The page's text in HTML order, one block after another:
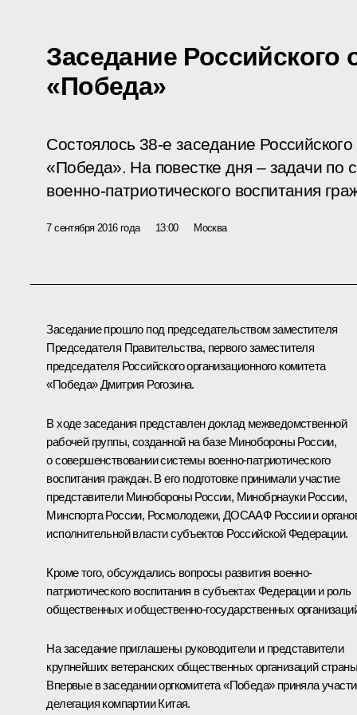
Заседание Российского
«Победа»
Состоялось 38-е заседание
«Победа». На повестке дня – задачи по
военно-патриотического воспитания
7 сентября 2016 года 13:00 Москва
Заседание прошло под председательством заместителя
Председателя Правительства, первого заместителя
председателя Российского организационного комитета
«Победа»Дмитрия Рогозина.
В ходе заседания представлен доклад межведомственной
рабочей группы, созданной на базе Минобороны России,
о совершенствовании системы военно-патриотического
воспитания граждан. В его подготовке принимали участие
представители Минобороны России, Минобрнауки России,
Минспорта России, Росмолодежи, ДОСААФ России и
исполнительной власти субъектов Российской Федерации.
Кроме того, обсуждались вопросы развития военно-
патриотического воспитания в субъектах Федерации и роль
общественных и общественно-государственных
На заседание приглашены руководители и представители
крупнейших ветеранских общественных организаций
Впервые в заседании оргкомитета «Победа» приняла
делегация компартии Китая.